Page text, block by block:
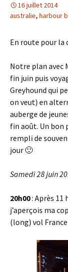
16 juillet 2014
australie, harbour
En route pour la
Notre plan avec
fin juin puis
Greyhound qui
on veut) en
auberge de
fin août. Un bon
rempli de
jour 🙂
Samedi 28 juin
20h00: Après 11
j’aperçois ma
(long) vol